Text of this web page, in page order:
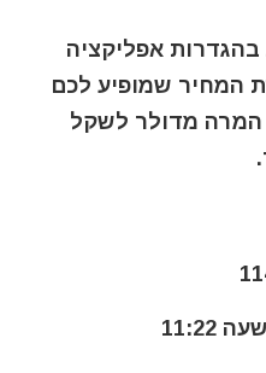
אפליקציה
המחיר שמופיע לכם
עמלת המרה מדולר לשקל